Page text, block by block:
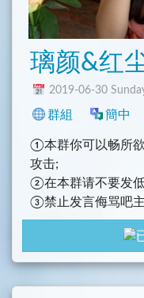
璃颜&红
2019-06-30
群組 簡中
①本群你可以畅所
攻击;
②在本群请不要发
③禁止发言侮骂吧主